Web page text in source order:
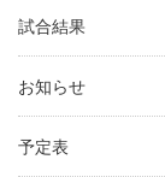
試合結果
お知らせ
予定表